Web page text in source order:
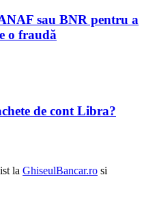
sau BNR pentru a
o fraudă
de cont Libra?
la GhiseulBancar.ro si